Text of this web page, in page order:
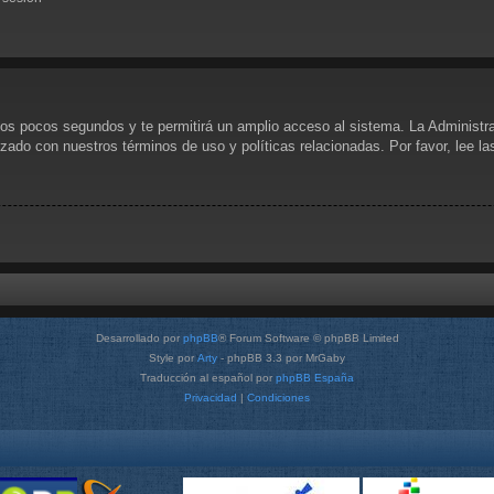
pocos segundos y te permitirá un amplio acceso al sistema. La
con nuestros términos de uso y políticas relacionadas. Por favor, lee
Desarrollado por phpBB® Forum Software © phpBB Limited
Style por Arty - phpBB 3.3 por MrGaby
Traducción al español por phpBB España
Privacidad | Condiciones